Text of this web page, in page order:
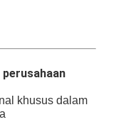
khusus dalam